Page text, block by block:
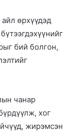
өрхүүдэд
бий болгон,
чанар
хог
жирэмсэн